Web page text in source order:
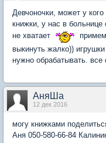
Девчоночки, может у
книжки, у нас в
не хватает
выкинуть жалко))
нужно обрабатывать. все
АняШа
12 дек 2016
могу книжками
Аня 050-580-66-84